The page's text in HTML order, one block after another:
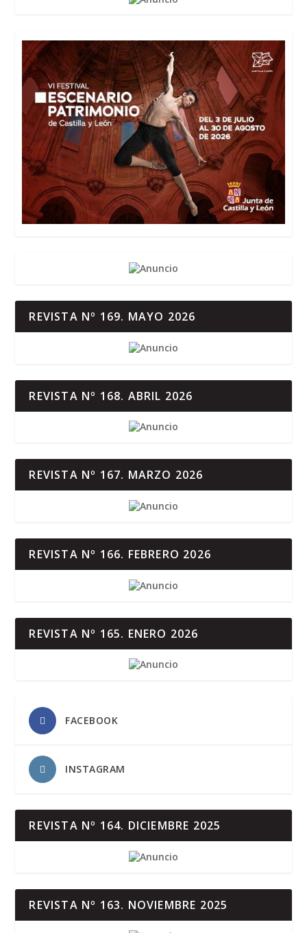
REVISTA Nº 169. MAYO 2026
REVISTA Nº 168. ABRIL 2026
REVISTA Nº 167. MARZO 2026
REVISTA Nº 166. FEBRERO 2026
REVISTA Nº 165. ENERO 2026
FACEBOOK
INSTAGRAM
REVISTA Nº 164. DICIEMBRE 2025
REVISTA Nº 163. NOVIEMBRE 2025